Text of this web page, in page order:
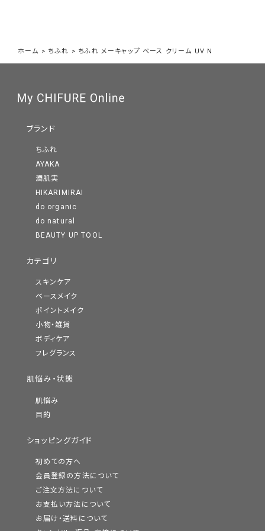
ホーム > ちふれ > ちふれ メーキャップ ベース クリーム UV N
ブランド
ちふれ
AYAKA
潤肌実
HIKARIMIRAI
do organic
do natural
BEAUTY UP TOOL
カテゴリ
スキンケア
ベースメイク
ポイントメイク
小物・雑貨
ボディケア
フレグランス
肌悩み・状態
肌悩み
目的
ショッピングガイド
初めての方へ
会員登録の方法について
ご注文方法について
お支払い方法について
お届け・送料について